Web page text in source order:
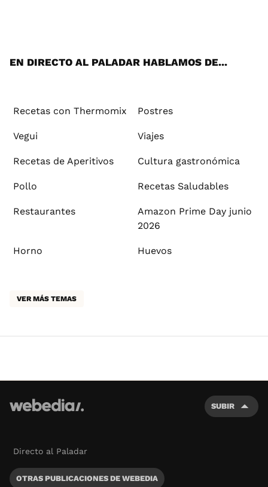
EN DIRECTO AL PALADAR HABLAMOS DE...
Recetas con Thermomix Postres
Vegui Viajes
Recetas de Aperitivos Cultura gastronómica
Pollo Recetas Saludables
Restaurantes
Amazon Prime Day junio
2026
Horno Huevos
VER MÁS TEMAS
SUBIR
Directo al Paladar
OTRAS PUBLICACIONES DE WEBEDIA